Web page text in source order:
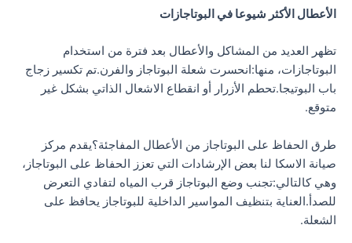
الأعطال الأكثر شيوعا في البوتاجازات
تظهر العديد من المشاكل والأعطال بعد فترة من استخدام
البوتاجازات، منها:انحسرت شعلة البوتاجاز والفرن.تم تكسير زجاج
باب البوتيجا.تحطم الأزرار أو انقطاع الاشعال الذاتي بشكل غير
متوقع.
طرق الحفاظ على البوتاجاز من الأعطال المفاجئة؟يقدم مركز
صيانة الاسكا لنا بعض الإرشادات التي تعزز الحفاظ على البوتاجاز،
وهي كالتالي:تجنب وضع البوتاجاز قرب المياه لتفادي التعرض
للصدأ.العناية بتنظيف المواسير الداخلية للبوتاجاز يحافظ على
الشعلة.